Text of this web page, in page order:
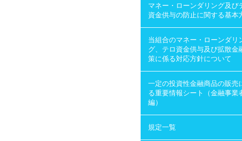
マネー・ローンダリング及び
資金供与の防止に関する基本
当組合のマネー・ローンダリ
グ、テロ資金供与及び拡散金
策に係る対応方針について
一定の投資性金融商品の販売
る重要情報シート（金融事業
編）
規定一覧